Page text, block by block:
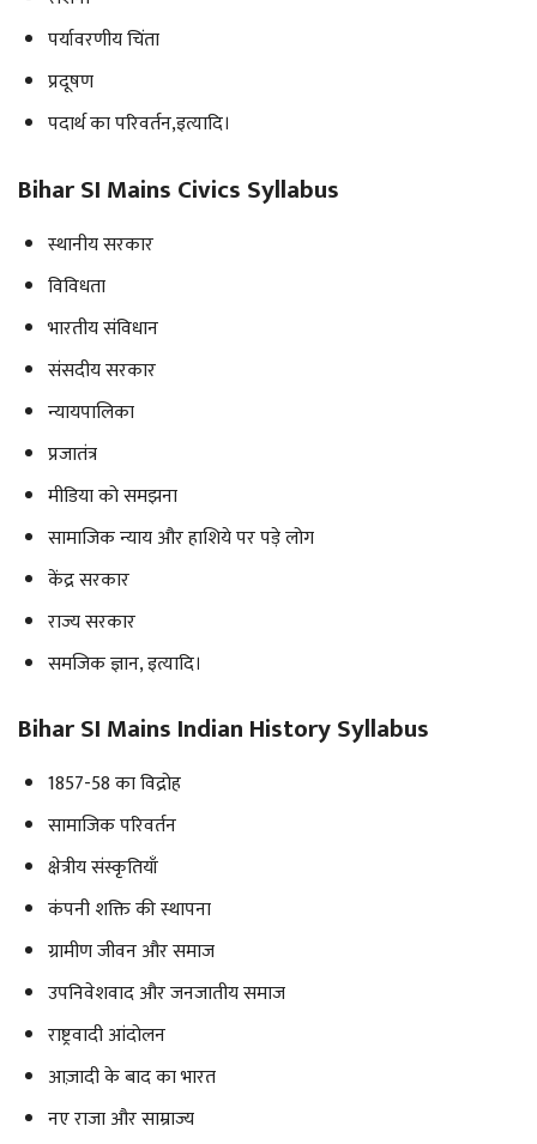
पर्यावरणीय चिंता
प्रदूषण
पदार्थ का परिवर्तन,इत्यादि।
Bihar SI Mains Civics Syllabus
स्थानीय सरकार
विविधता
भारतीय संविधान
संसदीय सरकार
न्यायपालिका
प्रजातंत्र
मीडिया को समझना
सामाजिक न्याय और हाशिये पर पड़े लोग
केंद्र सरकार
राज्य सरकार
समजिक ज्ञान, इत्यादि।
Bihar SI Mains Indian History Syllabus
1857-58 का विद्रोह
सामाजिक परिवर्तन
क्षेत्रीय संस्कृतियाँ
कंपनी शक्ति की स्थापना
ग्रामीण जीवन और समाज
उपनिवेशवाद और जनजातीय समाज
राष्ट्रवादी आंदोलन
आज़ादी के बाद का भारत
नए राजा और साम्राज्य